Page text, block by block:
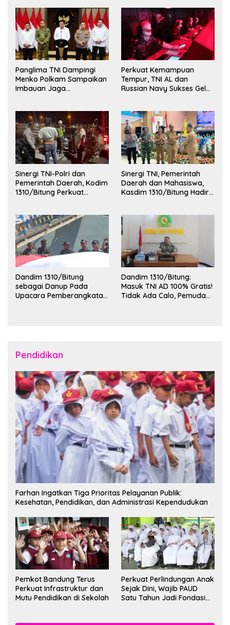
Panglima TNI Dampingi
Menko Polkam Sampaikan
Imbauan Jaga
Perkuat Kemampuan
Tempur, TNI AL dan
Russian Navy Sukses Gelar
Sinergi TNI-Polri dan
Pemerintah Daerah, Kodim
1310/Bitung Perkuat
Sinergi TNI, Pemerintah
Daerah dan Mahasiswa,
Kasdim 1310/Bitung Hadiri
Kota Bitung
Dandim 1310/Bitung
sebagai Danup Pada
Upacara Pemberangkatan
Dandim 1310/Bitung:
Masuk TNI AD 100% Gratis!
Tidak Ada Calo, Pemuda
Pendidikan
Farhan Ingatkan Tiga Prioritas Pelayanan Publik:
Kesehatan, Pendidikan, dan Administrasi Kependudukan
Pemkot Bandung Terus
Perkuat Infrastruktur dan
Mutu Pendidikan di Sekolah
Perkuat Perlindungan Anak
Sejak Dini, Wajib PAUD
Satu Tahun Jadi Fondasi